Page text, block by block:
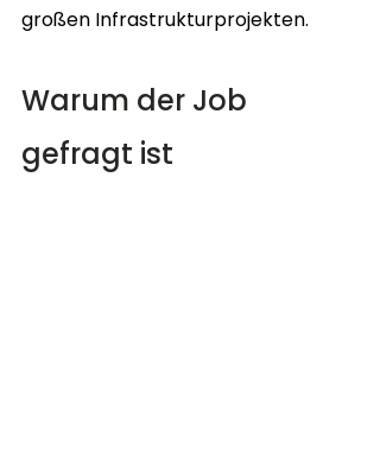
großen Infrastrukturprojekten.
Warum der Job
gefragt ist